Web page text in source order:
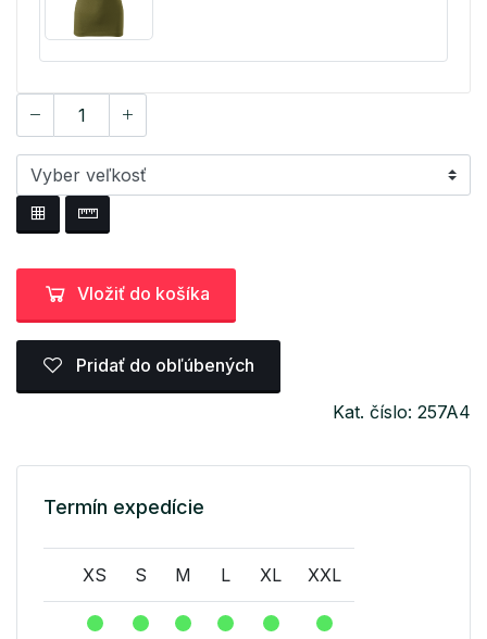
Vložiť do košíka
Pridať do obľúbených
Kat. číslo: 257A4
Termín expedície
XS S M L XL XXL